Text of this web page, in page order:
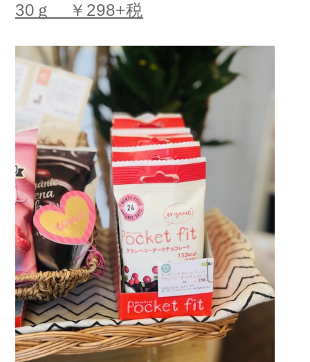
30ｇ ￥298+税